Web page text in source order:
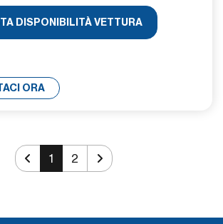
DISPONIBILITÀ VETTURA
ORA
1 2